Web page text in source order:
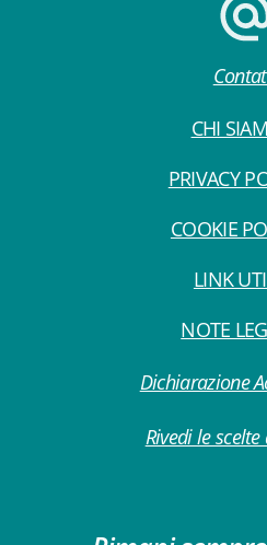
CHI
PRIVACY
COOKIE
LINK
NOTE
Dichiarazione
Rivedi le